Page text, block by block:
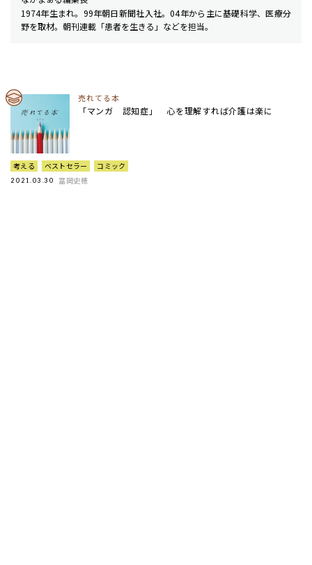
1974年生まれ。99年朝日新聞社入社。04年から主に基礎科学、医療分
野を取材。朝刊連載「患者を生きる」などを担当。
売れてる本
「マンガ 認知症」 心を理解すれば介護は楽に
考える ベストセラー コミック
2021.03.30 冨岡史穂